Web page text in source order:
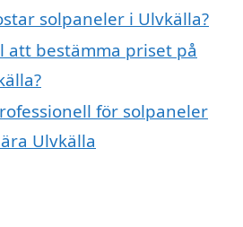
solpaneler i Ulvkälla?
att bestämma priset på
för solpaneler
Ulvkälla